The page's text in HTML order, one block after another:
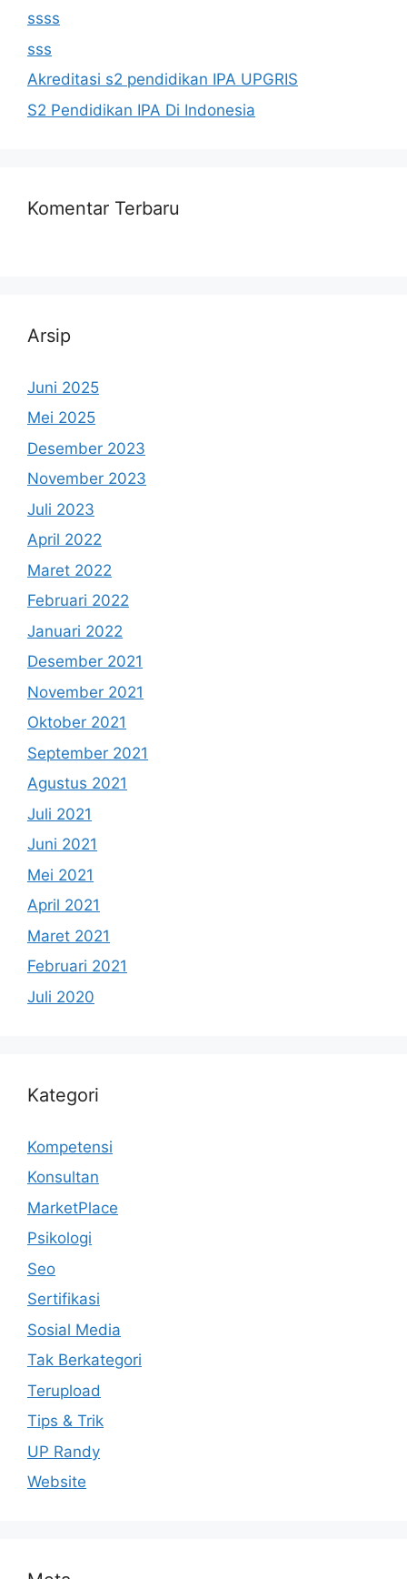
ssss
sss
Akreditasi s2 pendidikan IPA UPGRIS
S2 Pendidikan IPA Di Indonesia
Komentar Terbaru
Arsip
Juni 2025
Mei 2025
Desember 2023
November 2023
Juli 2023
April 2022
Maret 2022
Februari 2022
Januari 2022
Desember 2021
November 2021
Oktober 2021
September 2021
Agustus 2021
Juli 2021
Juni 2021
Mei 2021
April 2021
Maret 2021
Februari 2021
Juli 2020
Kategori
Kompetensi
Konsultan
MarketPlace
Psikologi
Seo
Sertifikasi
Sosial Media
Tak Berkategori
Terupload
Tips & Trik
UP Randy
Website